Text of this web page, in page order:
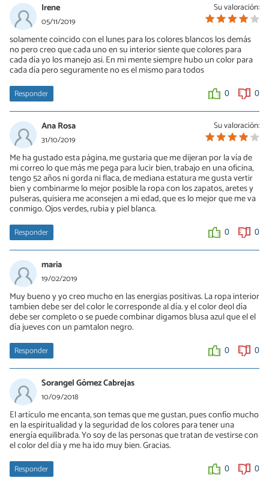
Su valoración:
Irene
05/11/2019
solamente coincido con el lunes para los colores blancos los demás
no pero creo que cada uno en su interior siente que colores para
cada día yo los manejo asi. En mi mente siempre hubo un color para
cada día pero seguramente no es el mismo para todos
Responder 0 0
Su valoración:
Ana Rosa
31/10/2019
Me ha gustado esta página, me gustaria que me dijeran por la vía de
mi correo lo que más me pega para lucir bien, trabajo en una oficina,
tengo 52 años ni gorda ni flaca, de mediana estatura me gusta vertir
bien y combinarme lo mejor posible la ropa con los zapatos, aretes y
pulseras, quisiera me aconsejen a mi edad, que es lo mejor que me va
conmigo. Ojos verdes, rubia y piel blanca.
Responder 0 0
maria
19/02/2019
Muy bueno y yo creo mucho en las energias positivas. La ropa interior
tambien debe ser del color le corresponde al día. y el color deol día
debe ser completo o se puede combinar digamos blusa azul que el el
día jueves con un pamtalon negro.
Responder 0 0
Sorangel Gómez Cabrejas
10/09/2018
El artículo me encanta, son temas que me gustan, pues confío mucho
en la espiritualidad y la seguridad de los colores para tener una
energía equilibrada. Yo soy de las personas que tratan de vestirse con
el color del día y me ha ido muy bien. Gracias.
Responder 0 0